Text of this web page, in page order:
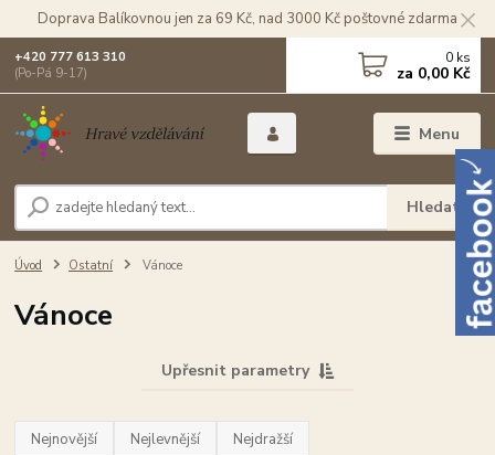
Doprava Balíkovnou jen za 69 Kč, nad 3000 Kč poštovné zdarma
Menu
Hledat
+420 777 613 310
(Po-Pá 9-17)
0 ks
za 0,00 Kč
Úvod Ostatní Vánoce
Vánoce
Upřesnit parametry
Nejnovější Nejlevnější Nejdražší